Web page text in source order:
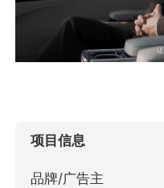
项目信息
品牌/广告主